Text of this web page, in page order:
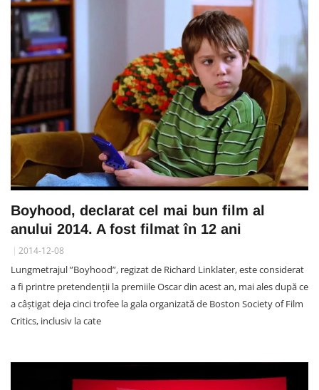
Boyhood, declarat cel mai bun film al
anului 2014. A fost filmat în 12 ani
2014-12-08
Lungmetrajul ”Boyhood”, regizat de Richard Linklater, este considerat
a fi printre pretendenții la premiile Oscar din acest an, mai ales după ce
a câștigat deja cinci trofee la gala organizată de Boston Society of Film
Critics, inclusiv la cate